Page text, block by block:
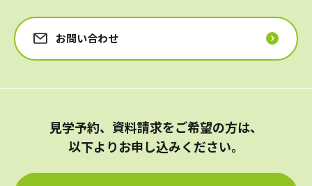
お問い合わせ
見学予約、資料請求をご希望の方は、
以下よりお申し込みください。